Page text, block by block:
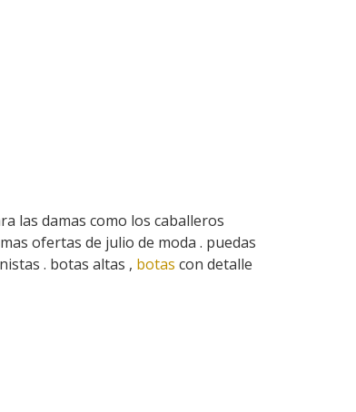
las damas como los caballeros
ofertas de julio de moda . puedas
. botas altas , botas con detalle